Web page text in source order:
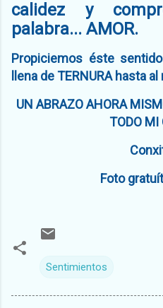
calidez y
palabra... AMOR.
Propiciemos éste
llena de TERNURA hasta
UN ABRAZO AHORA
TODO MI
Foto
Sentimientos